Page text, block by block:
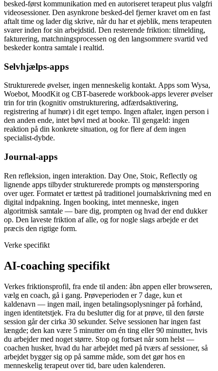
besked-først kommunikation med en autoriseret terapeut plus valgfri
videosessioner. Den asynkrone besked-del fjerner kravet om en fast
aftalt time og lader dig skrive, når du har et øjeblik, mens terapeuten
svarer inden for sin arbejdstid. Den resterende friktion: tilmelding,
fakturering, matchningsprocessen og den langsommere svartid ved
beskeder kontra samtale i realtid.
Selvhjælps-apps
Strukturerede øvelser, ingen menneskelig kontakt. Apps som Wysa,
Woebot, MoodKit og CBT-baserede workbook-apps leverer øvelser
trin for trin (kognitiv omstrukturering, adfærdsaktivering,
registrering af humør) i dit eget tempo. Ingen aftaler, ingen person i
den anden ende, intet bøvl med at booke. Til gengæld: ingen
reaktion på din konkrete situation, og for flere af dem ingen
specialist-dybde.
Journal-apps
Ren refleksion, ingen interaktion. Day One, Stoic, Reflectly og
lignende apps tilbyder strukturerede prompts og mønstersporing
over uger. Formatet er tættest på traditionel journalskrivning med en
digital indpakning. Ingen booking, intet menneske, ingen
algoritmisk samtale — bare dig, prompten og hvad der end dukker
op. Den laveste friktion af alle, og for nogle slags arbejde er det
præcis den rigtige form.
Verke specifikt
AI-coaching specifikt
Verkes friktionsprofil, fra ende til anden: åbn appen eller browseren,
vælg en coach, gå i gang. Prøveperioden er 7 dage, kun et
kaldenavn — ingen mail, ingen betalingsoplysninger på forhånd,
ingen identitetstjek. Fra du beslutter dig for at prøve, til den første
session går der cirka 30 sekunder. Selve sessionen har ingen fast
længde; den kan være 5 minutter om én ting eller 90 minutter, hvis
du arbejder med noget større. Stop og fortsæt når som helst —
coachen husker, hvad du har arbejdet med på tværs af sessioner, så
arbejdet bygger sig op på samme måde, som det gør hos en
menneskelig terapeut over tid, bare uden kalenderen.